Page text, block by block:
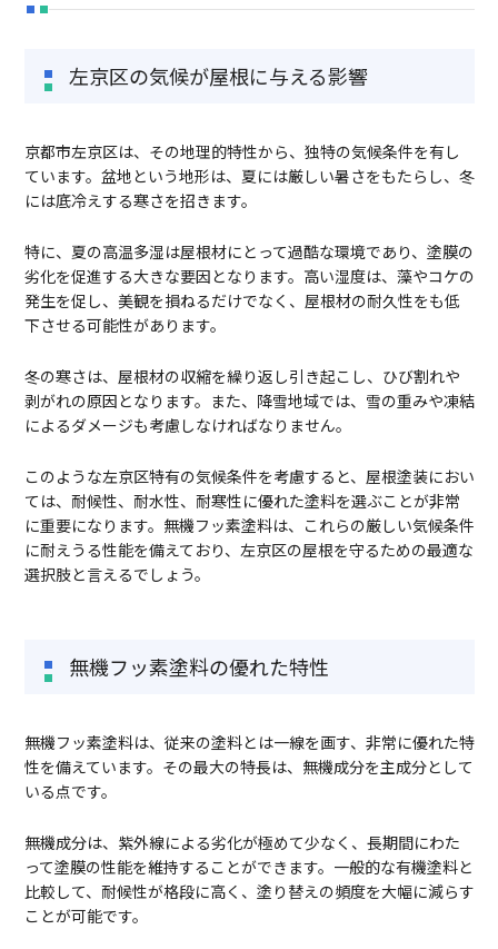
左京区の気候が屋根に与える影響
京都市左京区は、その地理的特性から、独特の気候条件を有し
ています。盆地という地形は、夏には厳しい暑さをもたらし、冬
には底冷えする寒さを招きます。
特に、夏の高温多湿は屋根材にとって過酷な環境であり、塗膜の
劣化を促進する大きな要因となります。高い湿度は、藻やコケの
発生を促し、美観を損ねるだけでなく、屋根材の耐久性をも低
下させる可能性があります。
冬の寒さは、屋根材の収縮を繰り返し引き起こし、ひび割れや
剥がれの原因となります。また、降雪地域では、雪の重みや凍結
によるダメージも考慮しなければなりません。
このような左京区特有の気候条件を考慮すると、屋根塗装におい
ては、耐候性、耐水性、耐寒性に優れた塗料を選ぶことが非常
に重要になります。無機フッ素塗料は、これらの厳しい気候条件
に耐えうる性能を備えており、左京区の屋根を守るための最適な
選択肢と言えるでしょう。
無機フッ素塗料の優れた特性
無機フッ素塗料は、従来の塗料とは一線を画す、非常に優れた特
性を備えています。その最大の特長は、無機成分を主成分として
いる点です。
無機成分は、紫外線による劣化が極めて少なく、長期間にわた
って塗膜の性能を維持することができます。一般的な有機塗料と
比較して、耐候性が格段に高く、塗り替えの頻度を大幅に減らす
ことが可能です。